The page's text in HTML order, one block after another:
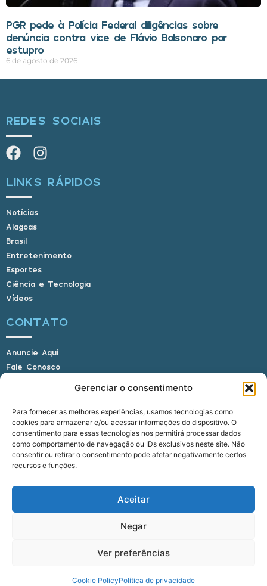
Gerenciar o consentimento
Para fornecer as melhores experiências, usamos tecnologias como
cookies para armazenar e/ou acessar informações do dispositivo. O
consentimento para essas tecnologias nos permitirá processar dados
como comportamento de navegação ou IDs exclusivos neste site. Não
consentir ou retirar o consentimento pode afetar negativamente certos
recursos e funções.
Aceitar
Negar
Ver preferências
Cookie PolicyPolítica de privacidade
PGR pede à Polícia Federal diligências sobre
denúncia contra vice de Flávio Bolsonaro por
estupro
6 de agosto de 2026
REDES SOCIAIS
LINKS RÁPIDOS
Notícias
Alagoas
Brasil
Entretenimento
Esportes
Ciência e Tecnologia
Vídeos
CONTATO
Anuncie Aqui
Fale Conosco
E-mail: alagoasbrasilnoticias@gmail.com
Telefone: (82) 9 9691-0391 (Whatsapp)
Responsável Técnico: Crysthyan Carlos
Rua do Sau - Centro - Anadia - AL - CEP:
© 2022 - 2026 Alagoas Brasil Notícias. Todos os
direitos reservados.
fiveagência